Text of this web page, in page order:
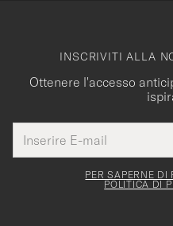
INSCRIVITI ALLA
Ottenere l'accesso
E-
mail
Grazie
per
PER SAPERNE
POLITICA DI